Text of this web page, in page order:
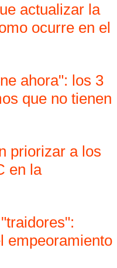
actualizar la
ocurre en el
ahora": los 3
que no tienen
priorizar a los
en la
empeoramiento